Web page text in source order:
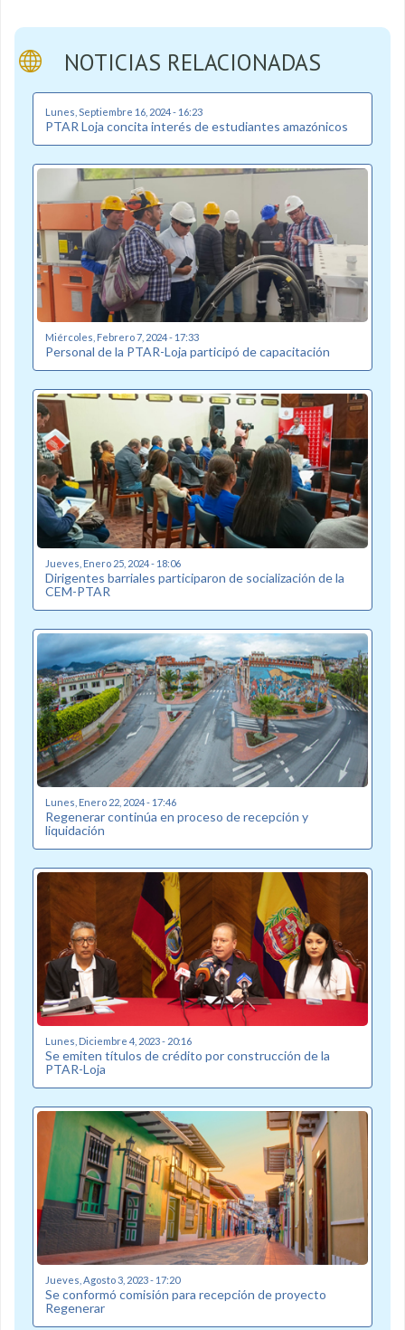
NOTICIAS RELACIONADAS
Lunes, Septiembre 16, 2024 - 16:23
PTAR Loja concita interés de estudiantes amazónicos
Miércoles, Febrero 7, 2024 - 17:33
Personal de la PTAR-Loja participó de capacitación
Jueves, Enero 25, 2024 - 18:06
Dirigentes barriales participaron de socialización de la
CEM-PTAR
Lunes, Enero 22, 2024 - 17:46
Regenerar continúa en proceso de recepción y
liquidación
Lunes, Diciembre 4, 2023 - 20:16
Se emiten títulos de crédito por construcción de la
PTAR-Loja
Jueves, Agosto 3, 2023 - 17:20
Se conformó comisión para recepción de proyecto
Regenerar